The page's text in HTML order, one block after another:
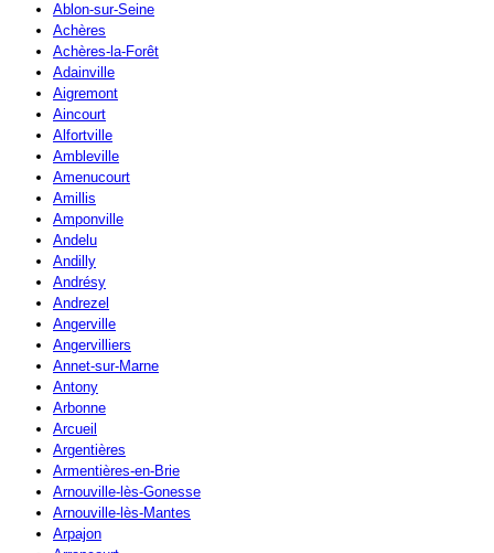
Ablon-sur-Seine
Achères
Achères-la-Forêt
Adainville
Aigremont
Aincourt
Alfortville
Ambleville
Amenucourt
Amillis
Amponville
Andelu
Andilly
Andrésy
Andrezel
Angerville
Angervilliers
Annet-sur-Marne
Antony
Arbonne
Arcueil
Argentières
Armentières-en-Brie
Arnouville-lès-Gonesse
Arnouville-lès-Mantes
Arpajon